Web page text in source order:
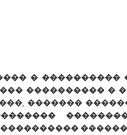
� ����������
���������� �
�������